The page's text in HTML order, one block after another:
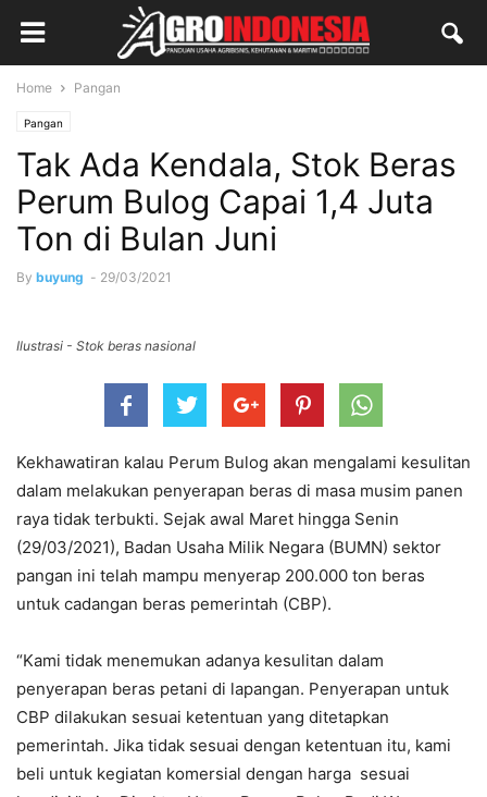
Home Pangan
Pangan
Tak Ada Kendala, Stok Beras
Perum Bulog Capai 1,4 Juta
Ton di Bulan Juni
By buyung - 29/03/2021
Ilustrasi - Stok beras nasional
Kekhawatiran kalau Perum Bulog akan mengalami kesulitan
dalam melakukan penyerapan beras di masa musim panen
raya tidak terbukti. Sejak awal Maret hingga Senin
(29/03/2021), Badan Usaha Milik Negara (BUMN) sektor
pangan ini telah mampu menyerap 200.000 ton beras
untuk cadangan beras pemerintah (CBP).
“Kami tidak menemukan adanya kesulitan dalam
penyerapan beras petani di lapangan. Penyerapan untuk
CBP dilakukan sesuai ketentuan yang ditetapkan
pemerintah. Jika tidak sesuai dengan ketentuan itu, kami
beli untuk kegiatan komersial dengan harga sesuai